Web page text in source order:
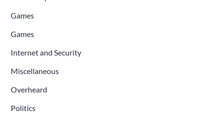
Games
Games
Internet and Security
Miscellaneous
Overheard
Politics